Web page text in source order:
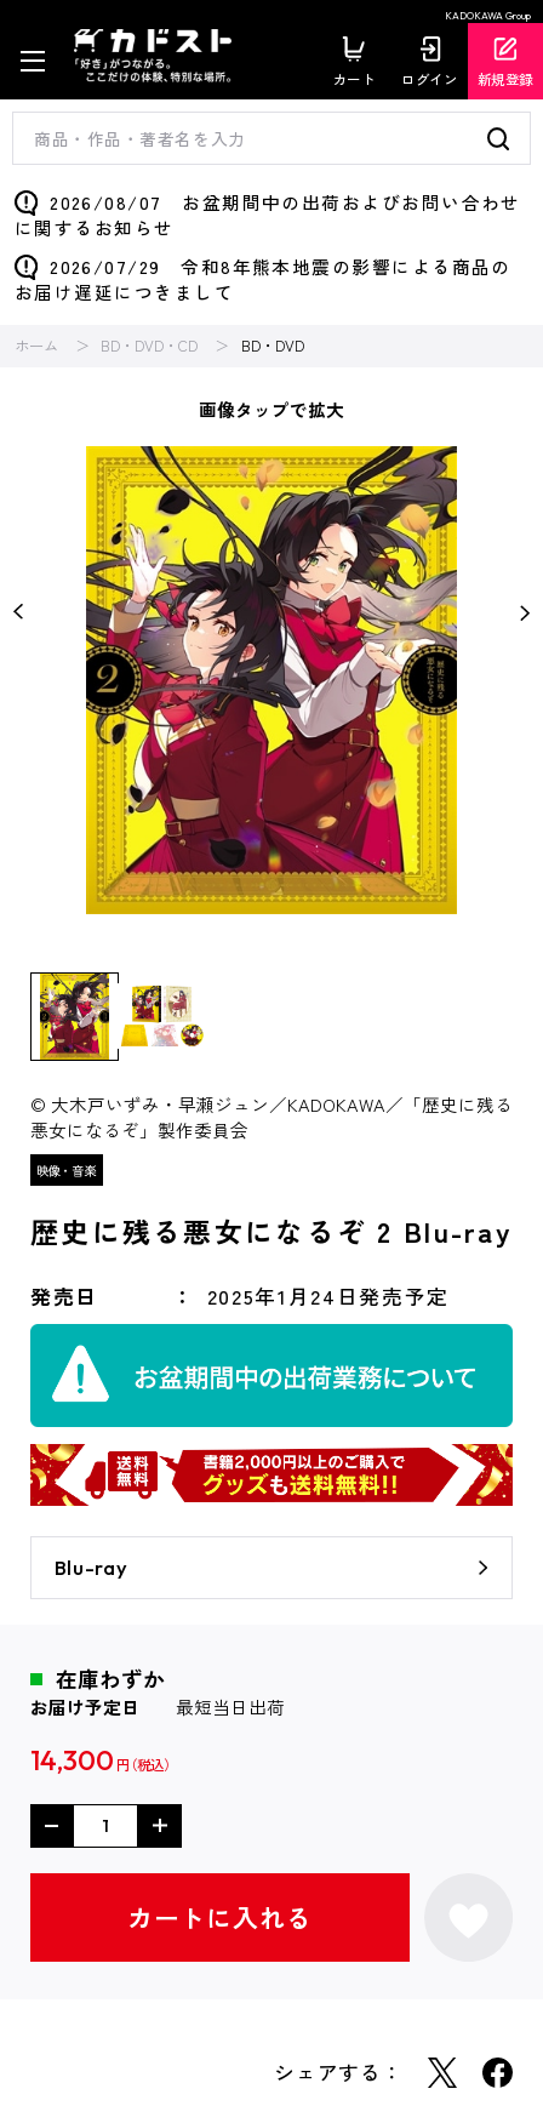
KADOKAWA Group
カート ログイン 新規登録
2026/08/07 お盆期間中の出荷およびお問い合わせ
に関するお知らせ
2026/07/29 令和8年熊本地震の影響による商品の
お届け遅延につきまして
ホーム BD・DVD・CD BD・DVD
画像タップで拡大
© 大木戸いずみ・早瀬ジュン／KADOKAWA／「歴史に残る
悪女になるぞ」製作委員会
歴史に残る悪女になるぞ 2 Blu-ray
発売日 2025年1月24日発売予定
Blu-ray
在庫わずか
お届け予定日 最短当日出荷
14,300 円
シェアする：